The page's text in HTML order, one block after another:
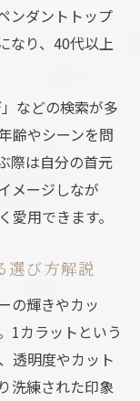
ンダントトップ
なり、40代以上
などの検索が多
齢やシーンを問
際は自分の首元
メージしなが
用できます。
選び方解説
の輝きやカッ
1カラットという
透明度やカット
洗練された印象